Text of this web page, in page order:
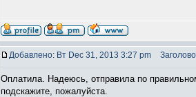
Добавлено: Вт Dec 31, 2013 3:27 pm
Оплатила. Надеюсь, отправила по
подскажите, пожалуйста.